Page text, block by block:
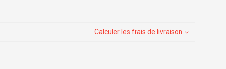
Calculer les frais de livraison